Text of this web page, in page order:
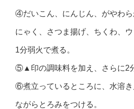
④だいこん、にんじん、がやわ
にゃく、さつま揚げ、ちくわ、
1分弱火で煮る。
⑤▲印の調味料を加え、さらに2
⑥煮立っているところに、水溶
ながらとろみをつける。